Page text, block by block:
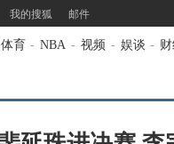
我的搜狐 邮件
体育 - NBA - 视频 - 娱谈 -